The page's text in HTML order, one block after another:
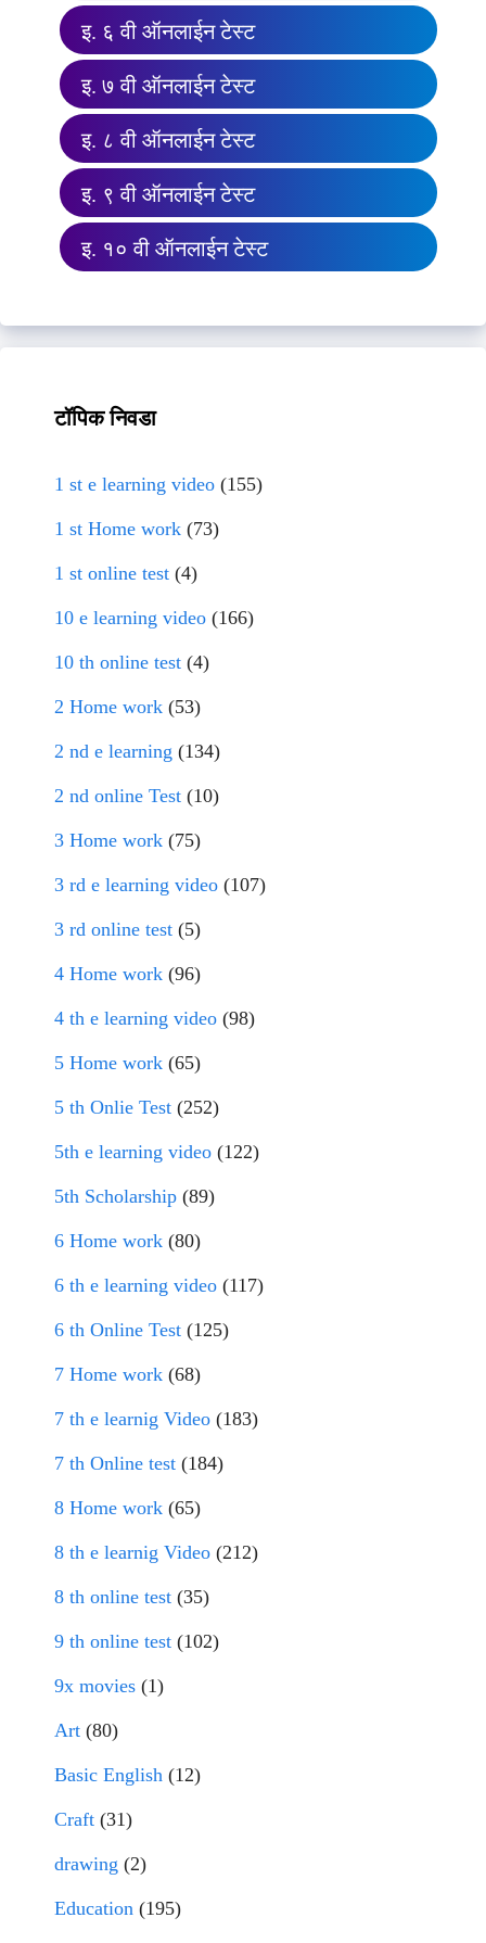
इ. ६ वी ऑनलाईन टेस्ट
इ. ७ वी ऑनलाईन टेस्ट
इ. ८ वी ऑनलाईन टेस्ट
इ. ९ वी ऑनलाईन टेस्ट
इ. १० वी ऑनलाईन टेस्ट
टॉपिक निवडा
1 st e learning video (155)
1 st Home work (73)
1 st online test (4)
10 e learning video (166)
10 th online test (4)
2 Home work (53)
2 nd e learning (134)
2 nd online Test (10)
3 Home work (75)
3 rd e learning video (107)
3 rd online test (5)
4 Home work (96)
4 th e learning video (98)
5 Home work (65)
5 th Onlie Test (252)
5th e learning video (122)
5th Scholarship (89)
6 Home work (80)
6 th e learning video (117)
6 th Online Test (125)
7 Home work (68)
7 th e learnig Video (183)
7 th Online test (184)
8 Home work (65)
8 th e learnig Video (212)
8 th online test (35)
9 th online test (102)
9x movies (1)
Art (80)
Basic English (12)
Craft (31)
drawing (2)
Education (195)